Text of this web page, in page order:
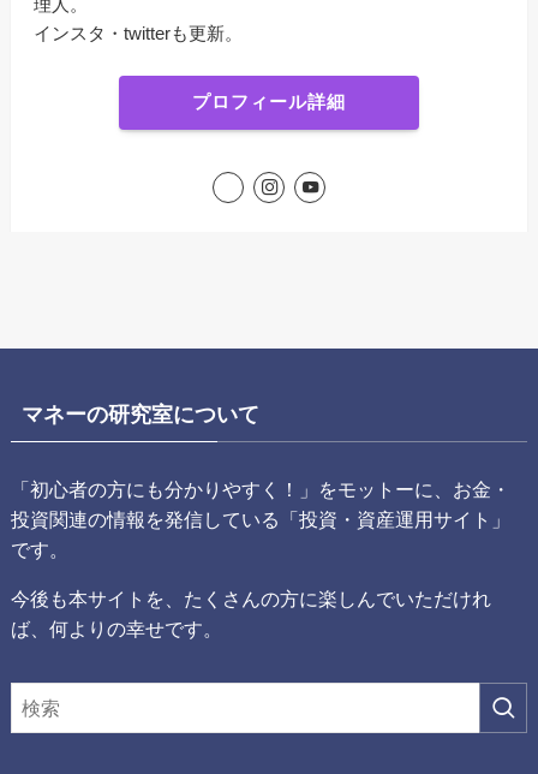
理人。
インスタ・twitterも更新。
プロフィール詳細
マネーの研究室について
「初心者の方にも分かりやすく！」をモットーに、お金・
投資関連の情報を発信している「投資・資産運用サイト」
です。
今後も本サイトを、たくさんの方に楽しんでいただけれ
ば、何よりの幸せです。